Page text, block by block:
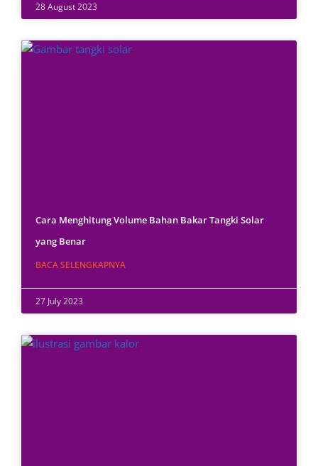
28 August 2023
Cara Menghitung Volume Bahan Bakar Tangki Solar
yang Benar
BACA SELENGKAPNYA
27 July 2023